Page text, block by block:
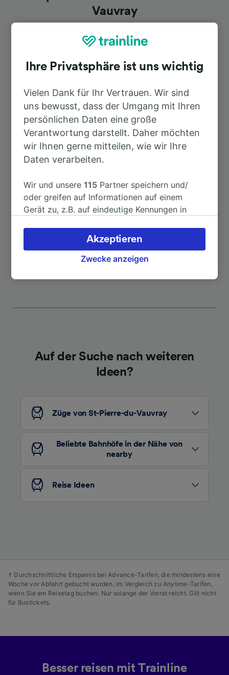
Vauvray
5h 5min
Nach Vernon—Giverny 7h 11min
Nach Granville 10h 6min
Nach Rouen Rive Droite
Nach Rouen 7h 27min
Nach Paris St-Lazare 5h 5min
Weitere Verbindungen sehen
Auf der Suche nach weiteren
Ideen?
Züge von St-Pierre-du-Vauvray
Beliebte Bahnhöfe in der Nähe von
nearby
Reise Ideen
† Durchschnittliche Ersparnis bei Advance-Tarifen, die mindestens eine
Woche vor Abfahrt gebucht wurden, im Vergleich zu Anytime-Tarifen,
wenn Sie am Reisetag buchen. Nur solange der Vorrat reicht. Gilt nicht
für Bustickets.
Besser reisen mit Trainline
Ihre Privatsphäre ist uns wichtig
Vielen Dank für Ihr Vertrauen. Wir sind
uns bewusst, dass der Umgang mit Ihren
persönlichen Daten eine große
Verantwortung darstellt. Daher möchten
wir Ihnen gerne mitteilen, wie wir Ihre
Daten verarbeiten.
Wir und unsere115 Partner speichern und/
oder greifen auf Informationen auf einem
Gerät zu, z.B. auf eindeutige Kennungen in
verarbeiten. Sie können Ihre Präferenzen
akzeptieren oder verwalten, einschließlich
Ihres Widerspruchsrechts bei berechtigtem
werden unseren Partnern signalisiert und
Surfverhalten nicht zu verfolgen.
Wir und unsere Partner verarbeiten Daten, um
Endgeräteeigenschaften zur Identifikation
aktiv abfragen. Speichern von oder Zugriff auf
Informationen auf einem Endgerät.
Personalisierte Werbung und Inhalte, Messung
von Werbeleistung und der Performance von
Angeboten.
Liste der Partner (Lieferanten)
Zwecke anzeigen
Akzeptieren